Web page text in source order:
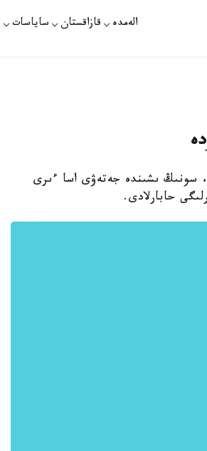
الەمدە قازاقستان ساياسات
جۋىق ماگنيتتى داۋىل، سونىڭ ىشىندە جەتەۋى اسا ءىرى
حابارلادى.